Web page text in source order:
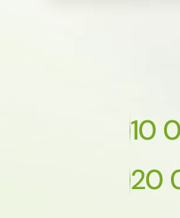
10
20